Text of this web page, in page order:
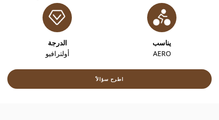
يناسب
AERO
الدرجة
أولترافيو
اطرح سؤالاً